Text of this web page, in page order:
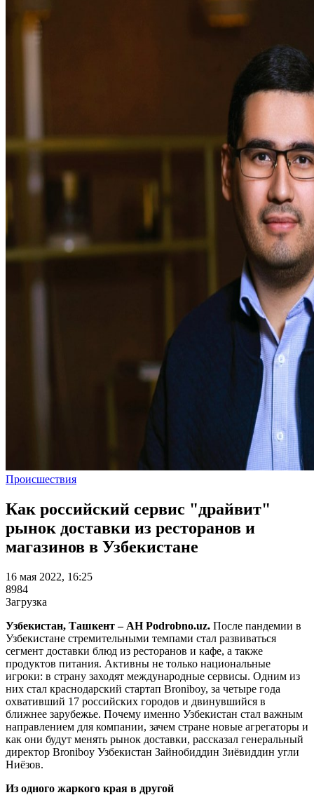
Происшествия
Как российский сервис "драйвит"
рынок доставки из ресторанов и
магазинов в Узбекистане
16 мая 2022, 16:25
8984
Загрузка
Узбекистан, Ташкент – АН Podrobno.uz. После пандемии в
Узбекистане стремительными темпами стал развиваться
сегмент доставки блюд из ресторанов и кафе, а также
продуктов питания. Активны не только национальные
игроки: в страну заходят международные сервисы. Одним из
них стал краснодарский стартап Broniboy, за четыре года
охвативший 17 российских городов и двинувшийся в
ближнее зарубежье. Почему именно Узбекистан стал важным
направлением для компании, зачем стране новые агрегаторы и
как они будут менять рынок доставки, рассказал генеральный
директор Broniboy Узбекистан Зайнобиддин Зиёвиддин угли
Ниёзов.
Из одного жаркого края в другой